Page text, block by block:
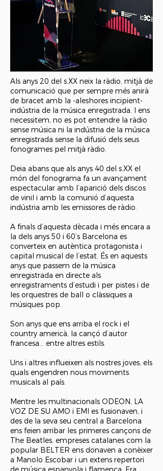
Als anys 20 del s.XX neix la ràdio, mitjà de
comunicació que per sempre més anirà
de bracet amb la -aleshores incipient-
indústria de la música enregistrada. I ens
necessitem, no es pot entendre la ràdio
sense música ni la indústria de la música
enregistrada sense la difusió dels seus
fonogrames pel mitjà ràdio.
Deia abans que als anys 40 del s.XX el
món del fonograma fa un avançament
espectacular amb l’aparició dels discos
de vinil i amb la comunió d’aquesta
indústria amb les emissores de ràdio.
A finals d’aquesta dècada i més encara a
la dels anys 50 i 60’s Barcelona es
converteix en autèntica protagonista i
capital musical de l’estat. És en aquests
anys que passem de la música
enregistrada en directe als
enregistraments d’estudi i per pistes i de
les orquestres de ball o clàssiques a
músiques pop.
Son anys que ens arriba el rock i el
country americà, la cançó d’autor
francesa... entre altres estils.
Uns i altres influeixen als nostres joves, els
quals engendren nous moviments
musicals al país.
Mentre les multinacionals ODEON, LA
VOZ DE SU AMO i EMI es fusionaven, i
des de la seva seu central a Barcelona
ens feien arribar les primeres cançons de
The Beatles, empreses catalanes com la
popular BELTER ens donaven a conèixer
a Manolo Escobar i un extens repertori